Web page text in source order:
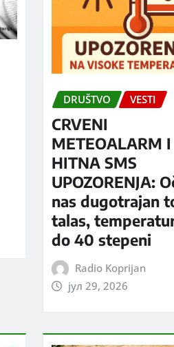
DRUŠTVO VESTI
CRVENI
METEOALARM I
HITNA SMS
UPOZORENJA:
nas dugotrajan
talas,
do 40 stepeni
Radio Koprijan
јул 29, 2026